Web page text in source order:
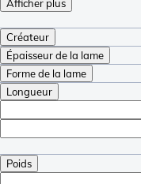
Afficher plus
Créateur
Épaisseur de la lame
Forme de la lame
Longueur
Poids